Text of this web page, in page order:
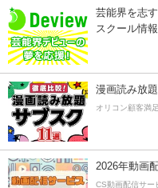
芸能界を志
スクール情
漫画読み放
オリコン顧客満
2026年動画
CS動画配信サー